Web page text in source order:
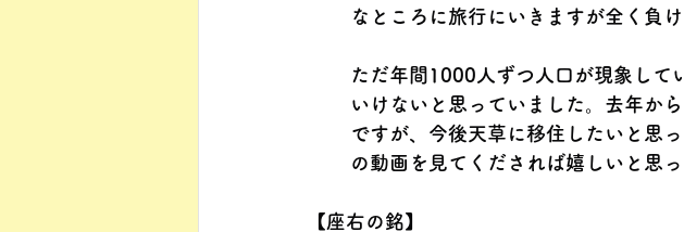
なところに旅行にいきますが全く負
ただ年間1000人ずつ人口が現象して
いけないと思っていました。去年か
ですが、今後天草に移住したいと思
の動画を見てくだされば嬉しいと思っ
【座右の銘】